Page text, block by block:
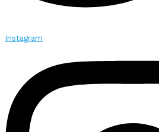
Instagram